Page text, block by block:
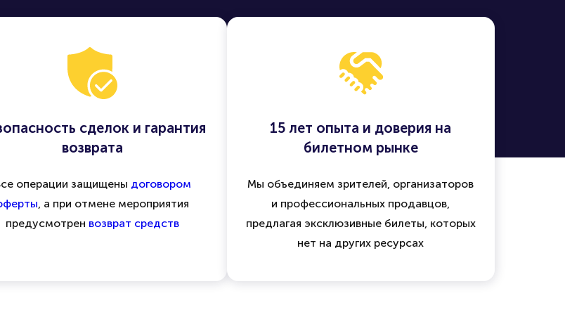
сделок и гарантия
возврата
операции защищены договором
, а при отмене мероприятия
предусмотрен возврат средств
15 лет опыта и доверия на
билетном рынке
Мы объединяем зрителей, организаторов
и профессиональных продавцов,
предлагая эксклюзивные билеты, которых
нет на других ресурсах